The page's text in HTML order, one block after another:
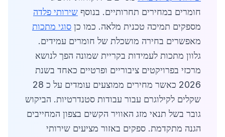
חומרים במחירים תחרותיים. בנוסף שירותי פלדה
מספקים תמיכה טכנית מלאה. כמו כן סוגי מתכות
מאפשרים בחירה מושכלת של חומרים עמידים.
גלוון מתכות לעמידות בקריית שמונה הפך לנושא
מרכזי בפרויקטים ציבוריים ופרטיים כאחד בשנת
2026 כאשר מחירים ממוצעים עומדים על כ 28
שקלים לקילוגרם עבור עבודות סטנדרטיות. הביקוש
גובר בשל תנאי מזג האוויר הקשים בצפון המחייבים
הגנה מתקדמת. ספקים באזור מציעים שירותי